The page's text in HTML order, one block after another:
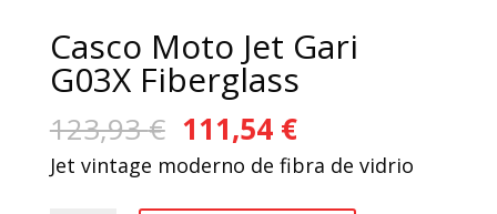
Casco Moto Jet Gari
G03X Fiberglass
123,93€ El
precio
111,54 €El
precio
Jet vintage moderno de fibra de vidrio